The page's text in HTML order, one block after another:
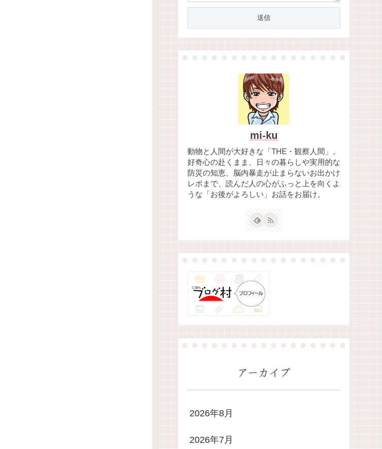
mi-ku
動物と人間が大好きな「THE・観察人間」。
好奇心の赴くまま、日々の暮らしや実用的な
防災の知恵、脳内暴走が止まらないお出かけ
レポまで、読んだ人の心がふっと上を向くよ
うな「お後がよろしい」お話をお届け。
アーカイブ
2026年8月
2026年7月